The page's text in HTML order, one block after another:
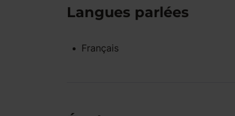
Langues parlées
Français